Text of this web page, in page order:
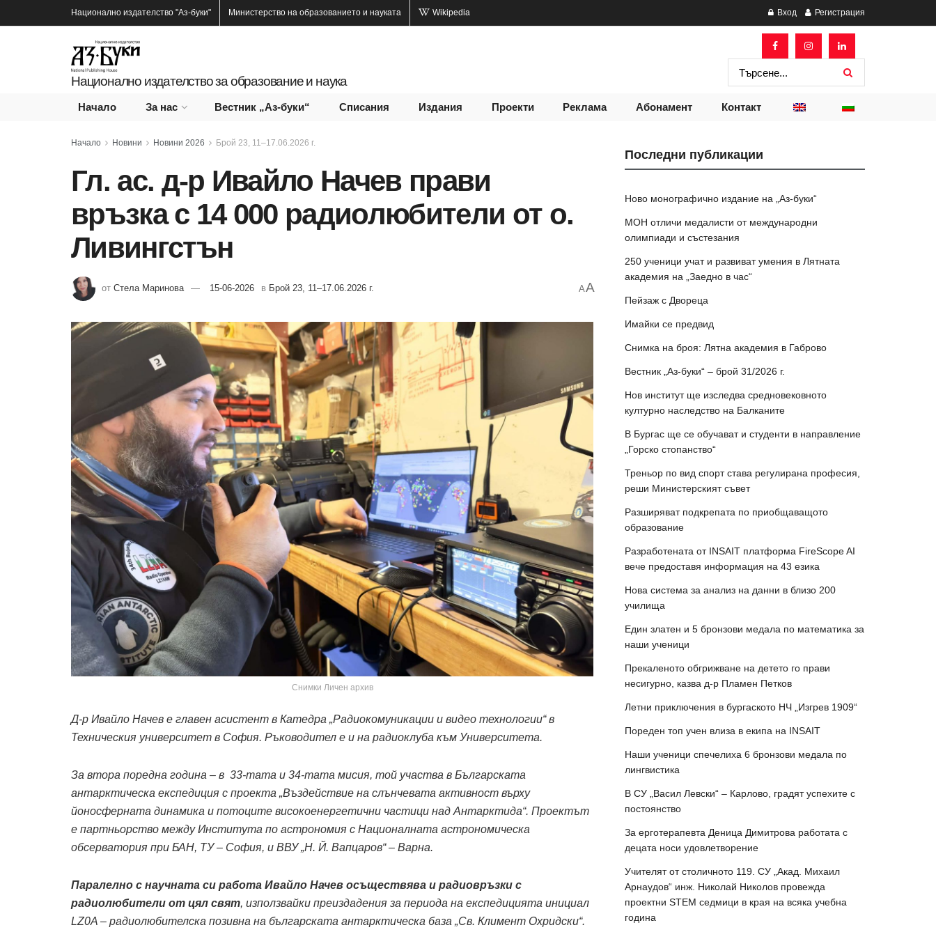
Национално издателство "Аз-буки" Министерство на образованието и науката Wikipedia Вход Регистрация
Национално издателство за образование и наука
Начало За нас Вестник „Аз-буки“ Списания Издания Проекти Реклама Абонамент Контакт
Начало Новини Новини 2026 Брой 23, 11–17.06.2026 г.
Гл. ас. д-р Ивайло Начев прави
връзка с 14 000 радиолюбители от о.
Ливингстън
от Стела Маринова 15-06-2026 в Брой 23, 11–17.06.2026 г. AA
Снимки Личен архив
Д-р Ивайло Начев е главен асистент в Катедра „Радиокомуникации и видео технологии“ в
Техническия университет в София. Ръководител е и на радиоклуба към Университета.
За втора поредна година – в 33-тата и 34-тата мисия, той участва в Българската
антарктическа експедиция с проекта „Въздействие на слънчевата активност върху
йоносферната динамика и потоците високоенергетични частици над Антарктида“. Проектът
е партньорство между Института по астрономия с Националната астрономическа
обсерватория при БАН, ТУ – София, и ВВУ „Н. Й. Вапцаров“ – Варна.
Паралелно с научната си работа Ивайло Начев осъществява и радиовръзки с
радиолюбители от цял свят, използвайки преиздадения за периода на експедицията инициал
LZ0A – радиолюбителска позивна на българската антарктическа база „Св. Климент Охридски“.
Последни публикации
Ново монографично издание на „Аз-буки“
МОН отличи медалисти от международни
олимпиади и състезания
250 ученици учат и развиват умения в Лятната
академия на „Заедно в час“
Пейзаж с Двореца
Имайки се предвид
Снимка на броя: Лятна академия в Габрово
Вестник „Аз-буки“ – брой 31/2026 г.
Нов институт ще изследва средновековното
културно наследство на Балканите
В Бургас ще се обучават и студенти в направление
„Горско стопанство“
Треньор по вид спорт става регулирана професия,
реши Министерският съвет
Разширяват подкрепата по приобщаващото
образование
Разработената от INSAIT платформа FireScope AI
вече предоставя информация на 43 езика
Нова система за анализ на данни в близо 200
училища
Един златен и 5 бронзови медала по математика за
наши ученици
Прекаленото обгрижване на детето го прави
несигурно, казва д-р Пламен Петков
Летни приключения в бургаското НЧ „Изгрев 1909“
Пореден топ учен влиза в екипа на INSAIT
Наши ученици спечелиха 6 бронзови медала по
лингвистика
В СУ „Васил Левски“ – Карлово, градят успехите с
постоянство
За ерготерапевта Деница Димитрова работата с
децата носи удовлетворение
Учителят от столичното 119. СУ „Акад. Михаил
Арнаудов“ инж. Николай Николов провежда
проектни STEM седмици в края на всяка учебна
година